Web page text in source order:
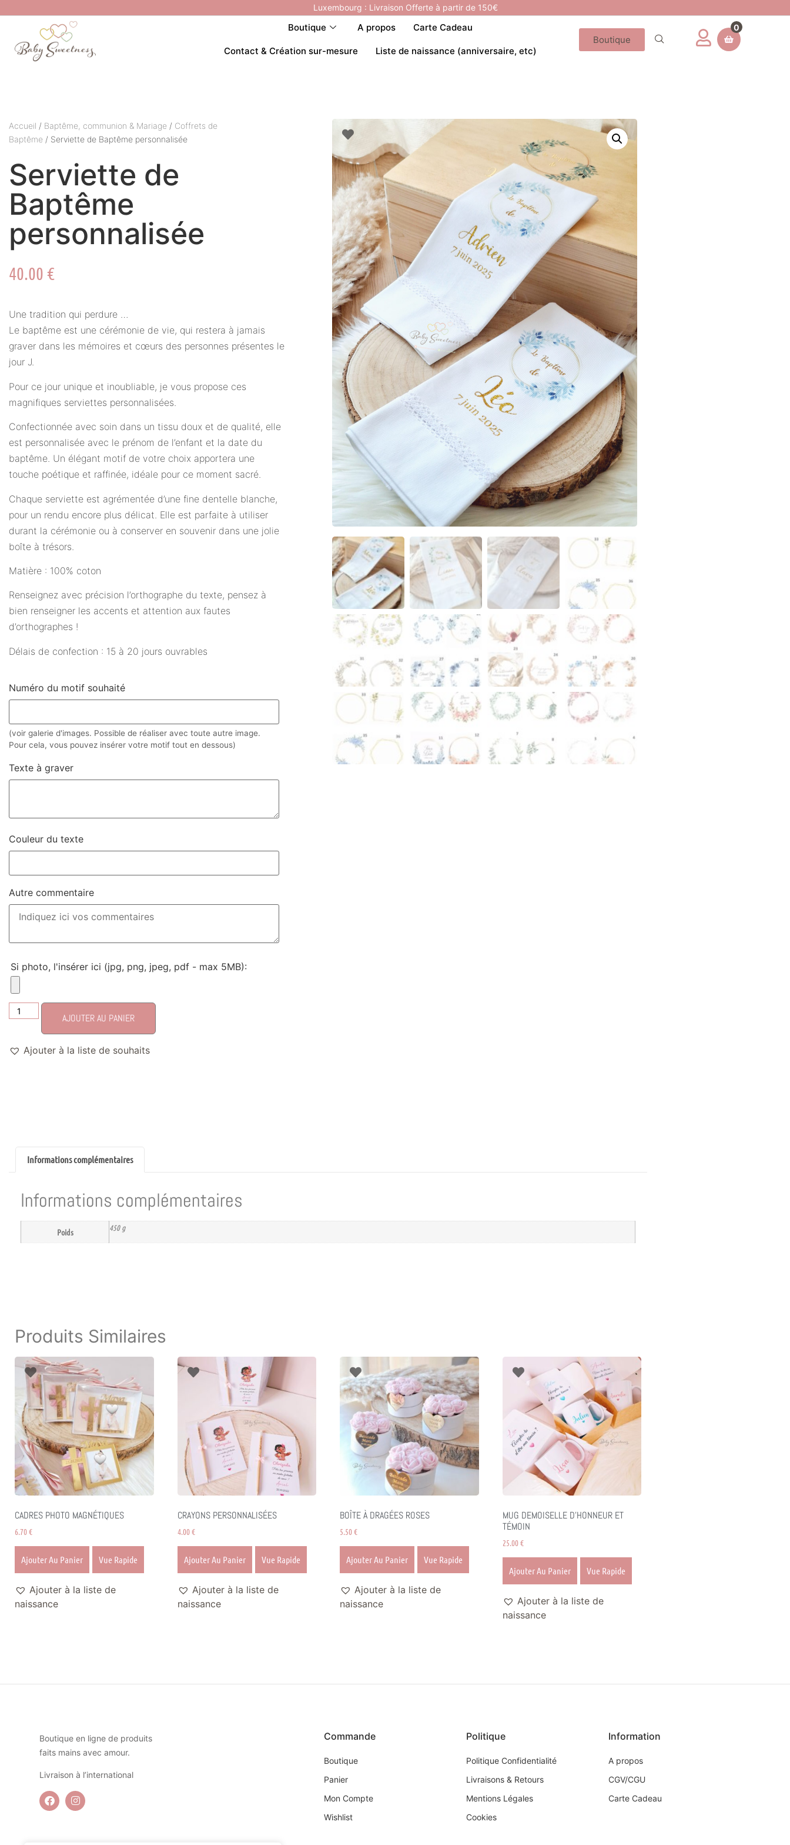
Luxembourg : Livraison Offerte à partir de 150€
Boutique A propos Carte Cadeau
Contact & Création sur-mesure Liste de naissance (anniversaire, etc)
Boutique
0
Accueil / Baptême, communion & Mariage / Coffrets de
Baptême / Serviette de Baptême personnalisée
Serviette de
Baptême
personnalisée
40.00 €
Une tradition qui perdure …
Le baptême est une cérémonie de vie, qui restera à jamais
graver dans les mémoires et cœurs des personnes présentes le
jour J.
Pour ce jour unique et inoubliable, je vous propose ces
magnifiques serviettes personnalisées.
Confectionnée avec soin dans un tissu doux et de qualité, elle
est personnalisée avec le prénom de l’enfant et la date du
baptême. Un élégant motif de votre choix apportera une
touche poétique et raffinée, idéale pour ce moment sacré.
Chaque serviette est agrémentée d’une fine dentelle blanche,
pour un rendu encore plus délicat. Elle est parfaite à utiliser
durant la cérémonie ou à conserver en souvenir dans une jolie
boîte à trésors.
Matière : 100% coton
Renseignez avec précision l’orthographe du texte, pensez à
bien renseigner les accents et attention aux fautes
d’orthographes !
Délais de confection : 15 à 20 jours ouvrables
Numéro du motif souhaité
(voir galerie d'images. Possible de réaliser avec toute autre image.
Pour cela, vous pouvez insérer votre motif tout en dessous)
Texte à graver
Couleur du texte
Autre commentaire
Si photo, l'insérer ici (jpg, png, jpeg, pdf - max 5MB):
AJOUTER AU PANIER
Ajouter à la liste de souhaits
Informations complémentaires
Informations complémentaires
Poids 450 g
Produits Similaires
CADRES PHOTO MAGNÉTIQUES
6.70€
Ajouter Au Panier Vue Rapide
Ajouter à la liste de
naissance
CRAYONS PERSONNALISÉES
4.00€
Ajouter Au Panier Vue Rapide
Ajouter à la liste de
naissance
BOÎTE À DRAGÉES ROSES
5.50€
Ajouter Au Panier Vue Rapide
Ajouter à la liste de
naissance
MUG DEMOISELLE D’HONNEUR ET
TÉMOIN
25.00€
Ajouter Au Panier Vue Rapide
Ajouter à la liste de
naissance
Boutique en ligne de produits
faits mains avec amour.
Livraison à l’international
Commande
Boutique
Panier
Mon Compte
Wishlist
Politique
Politique Confidentialité
Livraisons & Retours
Mentions Légales
Cookies
Information
A propos
CGV/CGU
Carte Cadeau